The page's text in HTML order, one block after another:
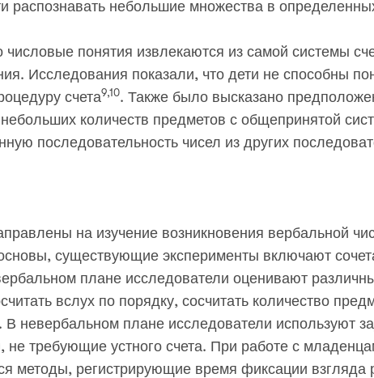
распознавать небольшие множества в
понятия извлекаются из самой системы
Исследования показали, что дети не способны
счета9,10. Также было высказано
количеств предметов с общепринятой
последовательность чисел из других
на изучение возникновения вербальной
существующие эксперименты включают
плане исследователи оценивают
вслух по порядку, сосчитать количество
В невербальном плане исследователи используют
не требующие устного счета. При работе с
методы, регистрирующие время фиксации взгляда